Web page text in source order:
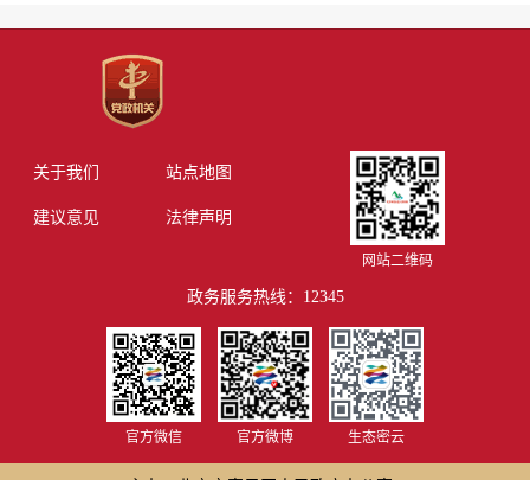
关于我们 站点地图
建议意见 法律声明
网站二维码
政务服务热线：12345
官方微信 官方微博 生态密云